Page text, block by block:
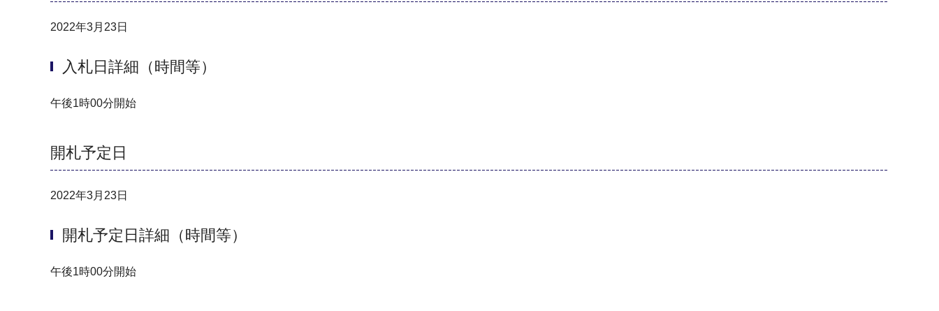
2022年3月23日
入札日詳細（時間等）
午後1時00分開始
開札予定日
2022年3月23日
開札予定日詳細（時間等）
午後1時00分開始